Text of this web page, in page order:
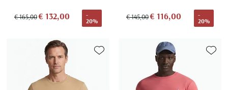
€ 165,00€ 132,00
-
20%
€ 145,00€ 116,00
-
20%
Toevoegen aan favorieten